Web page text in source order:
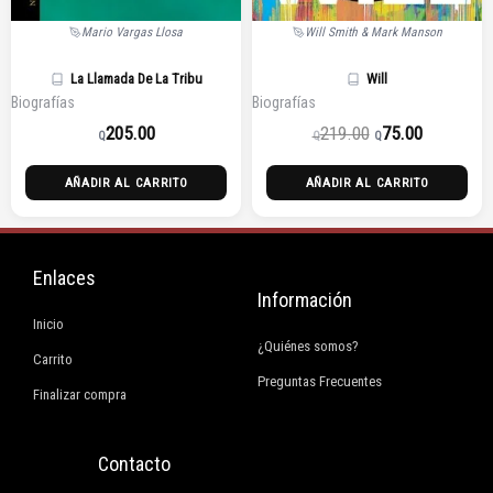
Mario Vargas Llosa
La Llamada De La Tribu
Biografías
Q205.00
AÑADIR AL CARRITO
Will Smith & Mark Manson
Will
Biografías
Q219.00 Q75.00
AÑADIR AL CARRITO
Enlaces
Inicio
Carrito
Finalizar compra
Información
¿Quiénes somos?
Preguntas Frecuentes
Contacto